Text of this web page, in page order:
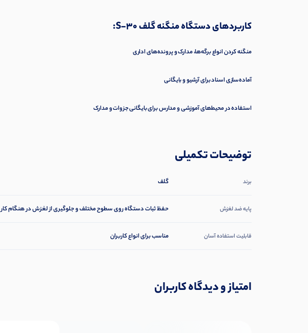
کاربردهای دستگاه منگنه گلف S-30:
منگنه کردن انواع برگه‌ها، مدارک و پرونده‌های اداری
آماده‌سازی اسناد برای آرشیو و بایگانی
استفاده در محیط‌های آموزشی و مدارس برای بایگانی جزوات و مدارک
توضیحات تکمیلی
برند گلف
پایه ضد لغزش حفظ ثبات دستگاه روی سطوح مختلف و جلوگیری از لغزش در هنگام کار
قابلیت استفاده آسان مناسب برای انواع کاربران
امتیاز و دیدگاه کاربران